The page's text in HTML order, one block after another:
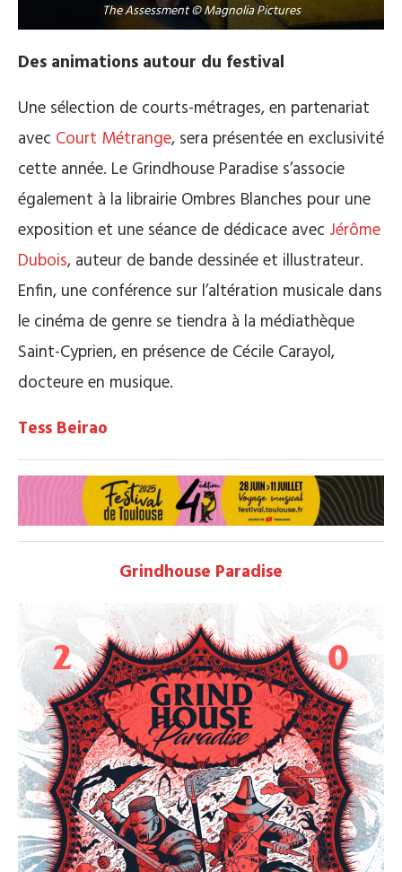
The Assessment © Magnolia Pictures
Des animations autour du festival
Une sélection de courts-métrages, en partenariat
avec Court Métrange, sera présentée en exclusivité
cette année. Le Grindhouse Paradise s’associe
également à la librairie Ombres Blanches pour une
exposition et une séance de dédicace avec Jérôme
Dubois, auteur de bande dessinée et illustrateur.
Enfin, une conférence sur l’altération musicale dans
le cinéma de genre se tiendra à la médiathèque
Saint-Cyprien, en présence de Cécile Carayol,
docteure en musique.
Tess Beirao
Grindhouse Paradise